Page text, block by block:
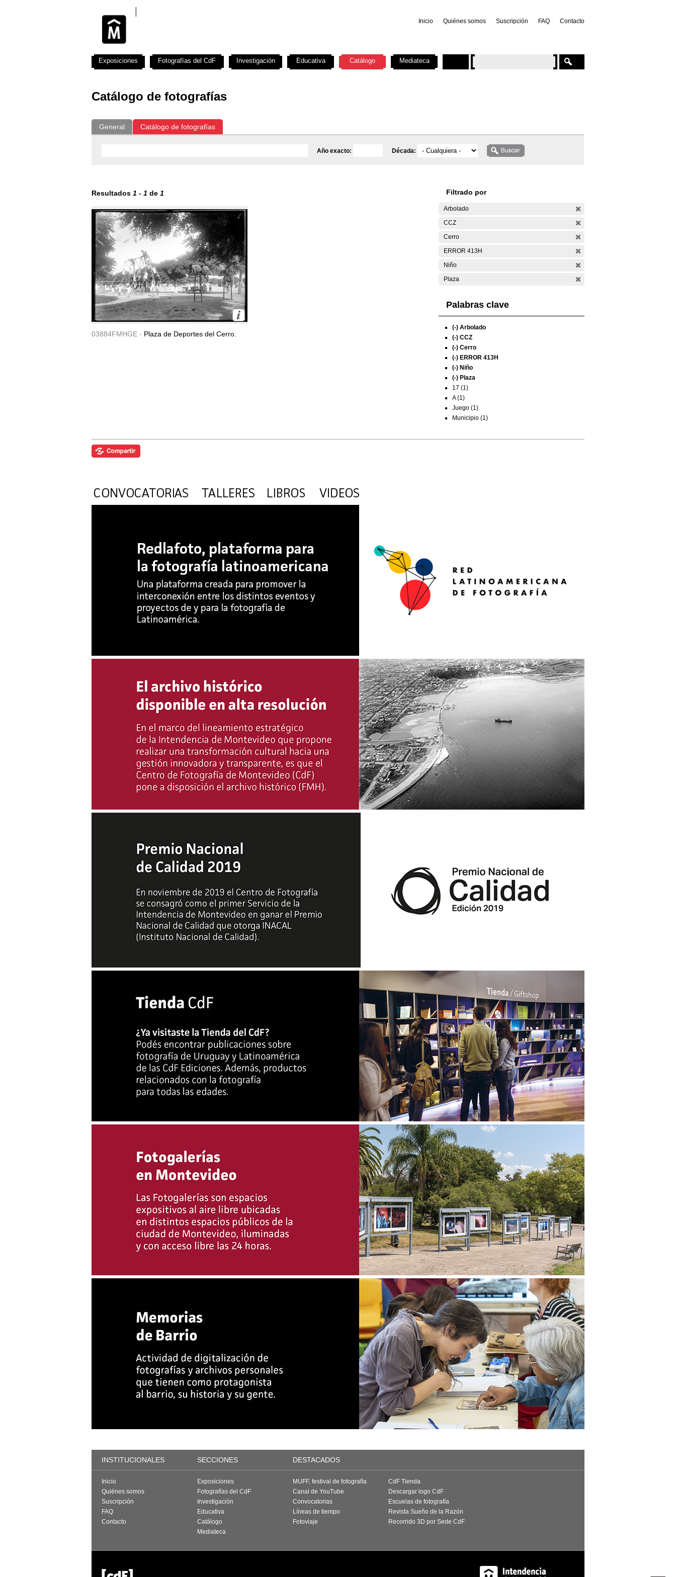
Inicio Quiénes somos Suscripción FAQ Contacto
Catálogo de fotografías
General Catálogo de fotografías
Año exacto: Década:
Resultados 1 - 1 de 1
03884FMHGE - Plaza de Deportes del Cerro.
Filtrado por
Arbolado
CCZ
Cerro
ERROR 413H
Niño
Plaza
Palabras clave
(-) Arbolado
(-) CCZ
(-) Cerro
(-) ERROR 413H
(-) Niño
(-) Plaza
17 (1)
A (1)
Juego (1)
Municipio (1)
Exposiciones Fotografías del CdF Investigación Educativa Catálogo Mediateca
INSTITUCIONALES SECCIONES DESTACADOS
Inicio
Quiénes somos
Suscripción
FAQ
Contacto
Exposiciones
Fotografías del CdF
Investigación
Educativa
Catálogo
Mediateca
MUFF, festival de fotografía
Canal de YouTube
Convocatorias
Líneas de tiempo
Fotoviaje
CdF Tienda
Descargar logo CdF
Escuelas de fotografía
Revista Sueño de la Razón
Recorrido 3D por Sede CdF